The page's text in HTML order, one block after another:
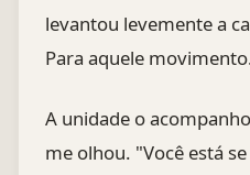
levantou levemente a
Para aquele
A unidade o
me olhou. "Você está